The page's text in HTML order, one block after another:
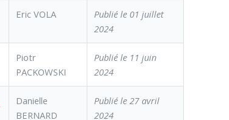
Eric VOLA
Publié le 01 juillet
2024
Piotr
PACKOWSKI
Publié le 11 juin
2024
Danielle
BERNARD
Publié le 27 avril
2024